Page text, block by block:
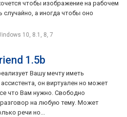
чтобы изображение на рабочем
случайно, а иногда чтобы оно
10, 8.1, 8, 7
1.5b
Вашу мечту иметь
он виртуален но может
что Вам нужно. Свободно
на любую тему. Может
речи но...